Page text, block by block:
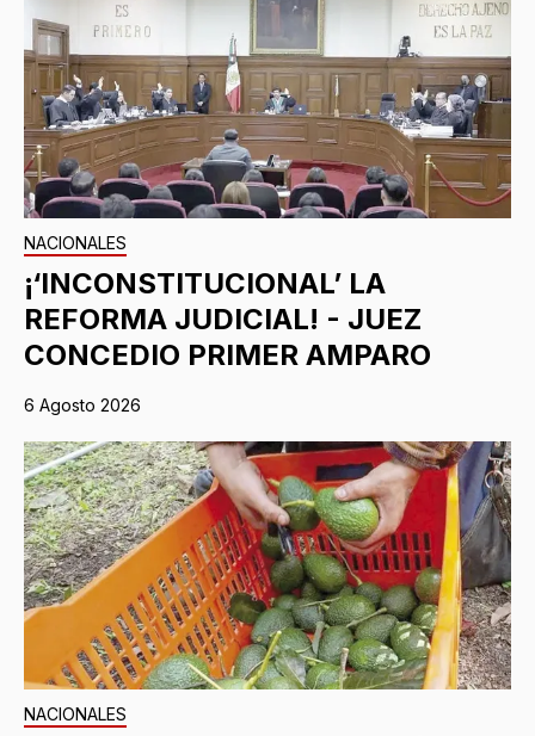
NACIONALES
¡‘INCONSTITUCIONAL’ LA
REFORMA JUDICIAL! - JUEZ
CONCEDIO PRIMER AMPARO
6 Agosto 2026
NACIONALES